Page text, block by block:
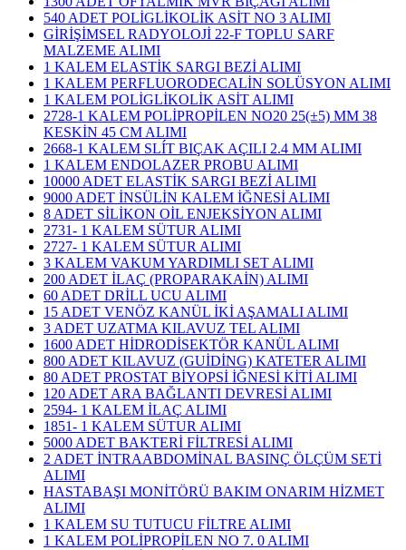
540 ADET POLİGLİKOLİK ASİT NO 3 ALIMI
GİRİŞİMSEL RADYOLOJİ 22-F TOPLU SARF
MALZEME ALIMI
1 KALEM ELASTİK SARGI BEZİ ALIMI
1 KALEM PERFLUORODECALİN SOLÜSYON ALIMI
1 KALEM POLİGLİKOLİK ASİT ALIMI
2728-1 KALEM POLİPROPİLEN NO20 25(±5) MM 38
KESKİN 45 CM ALIMI
2668-1 KALEM SLÍT BIÇAK AÇILI 2.4 MM ALIMI
1 KALEM ENDOLAZER PROBU ALIMI
10000 ADET ELASTİK SARGI BEZİ ALIMI
9000 ADET İNSÜLİN KALEM İĞNESİ ALIMI
8 ADET SİLİKON OİL ENJEKSİYON ALIMI
2731- 1 KALEM SÜTUR ALIMI
2727- 1 KALEM SÜTUR ALIMI
3 KALEM VAKUM YARDIMLI SET ALIMI
200 ADET İLAÇ (PROPARAKAİN) ALIMI
60 ADET DRİLL UCU ALIMI
15 ADET VENÖZ KANÜL İKİ AŞAMALI ALIMI
3 ADET UZATMA KILAVUZ TEL ALIMI
1600 ADET HİDRODİSEKTÖR KANÜL ALIMI
800 ADET KILAVUZ (GUİDİNG) KATETER ALIMI
80 ADET PROSTAT BİYOPSİ İĞNESİ KİTİ ALIMI
120 ADET ARA BAĞLANTI DEVRESİ ALIMI
2594- 1 KALEM İLAÇ ALIMI
1851- 1 KALEM SÜTUR ALIMI
5000 ADET BAKTERİ FİLTRESİ ALIMI
2 ADET İNTRAABDOMİNAL BASINÇ ÖLÇÜM SETİ
ALIMI
HASTABAŞI MONİTÖRÜ BAKIM ONARIM HİZMET
ALIMI
1 KALEM SU TUTUCU FİLTRE ALIMI
1 KALEM POLİPROPİLEN NO 7. 0 ALIMI